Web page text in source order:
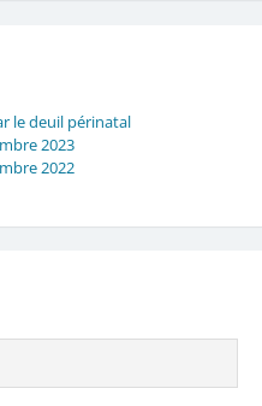
le deuil périnatal
2023
2022